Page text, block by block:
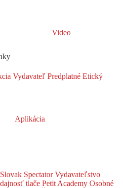
Video
Vydavateľ Predplatné Etický
Aplikácia
Slovak SpectatorVydavateľstvo
tlače Petit Academy Osobné